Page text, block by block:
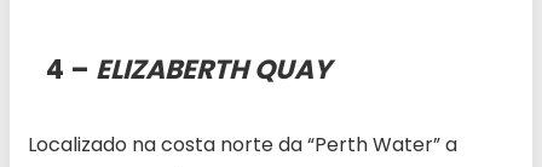
4 – ELIZABERTH QUAY
Localizado na costa norte da “Perth Water” a